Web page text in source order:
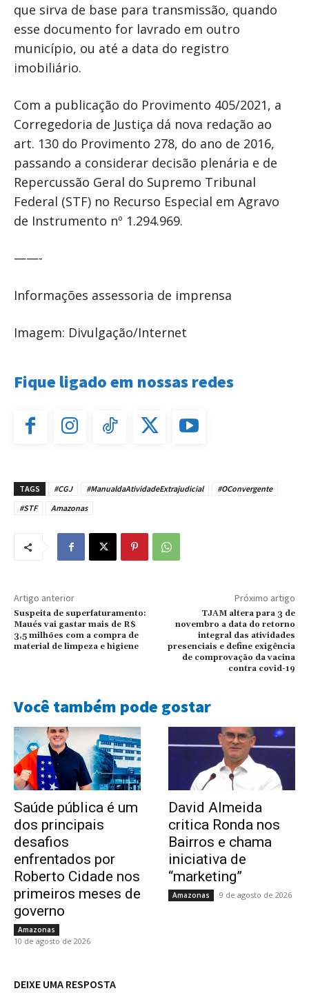
que sirva de base para transmissão, quando
esse documento for lavrado em outro
município, ou até a data do registro
imobiliário.
Com a publicação do Provimento 405/2021, a
Corregedoria de Justiça dá nova redação ao
art. 130 do Provimento 278, do ano de 2016,
passando a considerar decisão plenária e de
Repercussão Geral do Supremo Tribunal
Federal (STF) no Recurso Especial em Agravo
de Instrumento nº 1.294.969.
——-
Informações assessoria de imprensa
Imagem: Divulgação/Internet
Fique ligado em nossas redes
TAGS #CGJ #ManualdaAtividadeExtrajudicial
#OConvergente
#STF
Amazonas
Artigo anterior
Suspeita de superfaturamento:
Maués vai gastar mais de R$
3,5 milhões com a compra de
material de limpeza e higiene
Próximo artigo
TJAM altera para 3 de
novembro a data do retorno
integral das atividades
presenciais e define exigência
de comprovação da vacina
contra covid-19
Você também pode gostar
Saúde pública é um
dos principais
desafios
enfrentados por
Roberto Cidade nos
primeiros meses de
governo
Amazonas
10 de agosto de 2026
David Almeida
critica Ronda nos
Bairros e chama
iniciativa de
“marketing”
Amazonas 9 de agosto de 2026
DEIXE UMA RESPOSTA